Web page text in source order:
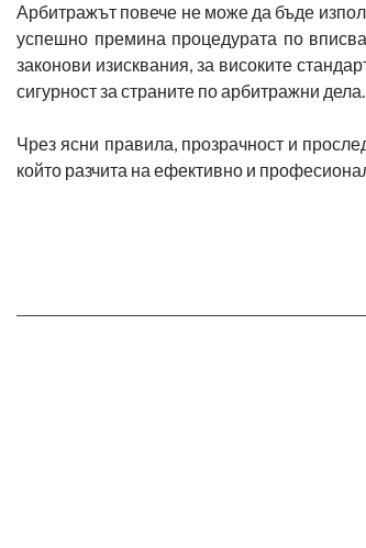
Арбитражът повече не може да бъде
успешно премина процедурата по
законови изисквания, за високите
сигурност за страните по арбитражни дела.
Чрез ясни правила, прозрачност и
който разчита на ефективно и